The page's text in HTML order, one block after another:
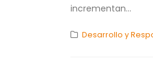
incrementan...
Desarrollo y